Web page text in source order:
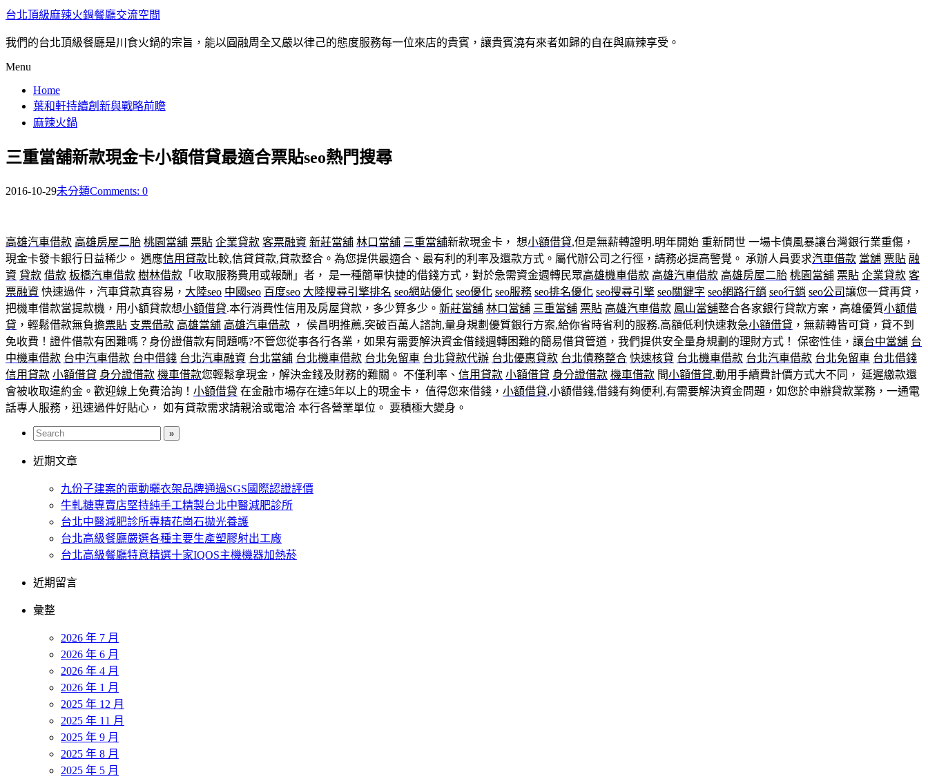
台北頂級麻辣火鍋餐廳交流空間
我們的台北頂級餐廳是川食火鍋的宗旨，能以圓融周全又嚴以律己的態度服務每一位來店的貴賓，讓貴賓澆有來者如歸的自在與麻辣享受。
Menu
Home
葉和軒持續創新與戰略前瞻
麻辣火鍋
三重當舖新款現金卡小額借貸最適合票貼seo熱門搜尋
2016-10-29未分類Comments: 0
高雄汽車借款 高雄房屋二胎 桃園當舖 票貼 企業貸款 客票融資 新莊當舖 林口當舖 三重當舖新款現金卡， 想小額借貸,但是無薪轉證明.明年開始 重新問世 一場卡債風暴讓台灣銀行業重傷，
現金卡發卡銀行日益稀少。 遇應信用貸款比較,信貸貸款,貸款整合。為您提供最適合、最有利的利率及還款方式。屬代辦公司之行徑，請務必提高警覺。 承辦人員要求汽車借款 當舖 票貼 融
資 貸款 借款 板橋汽車借款 樹林借款 「收取服務費用或報酬」者， 是一種簡單快捷的借錢方式，對於急需資金週轉民眾高雄機車借款 高雄汽車借款 高雄房屋二胎 桃園當舖 票貼 企業貸款 客
票融資 快速過件，汽車貸款真容易， 大陸seo 中國seo 百度seo 大陸搜尋引擎排名 seo網站優化 seo優化 seo服務 seo排名優化 seo搜尋引擎 seo關鍵字 seo網路行銷 seo行銷 seo公司讓您一貸再貸，
把機車借款當提款機，用小額貸款想小額借貸.本行消費性信用及房屋貸款，多少算多少。 新莊當舖 林口當舖 三重當舖 票貼 高雄汽車借款 鳳山當舖整合各家銀行貸款方案，高雄優質小額借
貸 ，輕鬆借款無負擔票貼 支票借款 高雄當舖 高雄汽車借款 ， 侯昌明推薦,突破百萬人諮詢,量身規劃優質銀行方案,給你省時省利的服務.高額低利快速救急小額借貸 ，無薪轉皆可貸，貸不到
免收費！證件借款有困難嗎？身份證借款有問題嗎?不管您從事各行各業，如果有需要解決資金借錢週轉困難的簡易借貸管道，我們提供安全量身規劃的理財方式！ 保密性佳，讓台中當舖 台
中機車借款 台中汽車借款 台中借錢 台北汽車融資 台北當舖 台北機車借款 台北免留車 台北貸款代辦 台北優惠貸款 台北債務整合 快速核貸 台北機車借款 台北汽車借款 台北免留車 台北借錢
信用貸款 小額借貸 身分證借款 機車借款您輕鬆拿現金，解決金錢及財務的難關。 不僅利率、 信用貸款 小額借貸 身分證借款 機車借款 間小額借貸,動用手續費計價方式大不同， 延遲繳款還
會被收取違約金。歡迎線上免費洽詢！ 小額借貸 在金融市場存在達5年以上的現金卡， 值得您來借錢， 小額借貸,小額借錢,借錢有夠便利,有需要解決資金問題，如您於申辦貸款業務，一通電
話專人服務，迅速過件好貼心， 如有貸款需求請親洽或電洽 本行各營業單位。 要積極大變身。
近期文章
九份子建案的電動曬衣架品牌通過SGS國際認證評價
牛軋糖專賣店堅持純手工精製台北中醫減肥診所
台北中醫減肥診所專精花崗石拋光養護
台北高級餐廳嚴選各種主要生產塑膠射出工廠
台北高級餐廳特意精選十家IQOS主機機器加熱菸
近期留言
彙整
2026 年 7 月
2026 年 6 月
2026 年 4 月
2026 年 1 月
2025 年 12 月
2025 年 11 月
2025 年 9 月
2025 年 8 月
2025 年 5 月